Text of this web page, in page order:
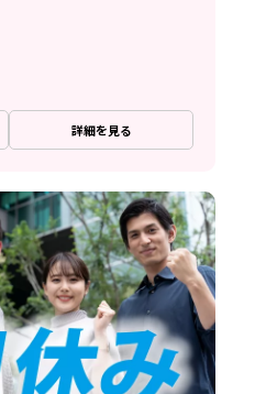
詳細を見る